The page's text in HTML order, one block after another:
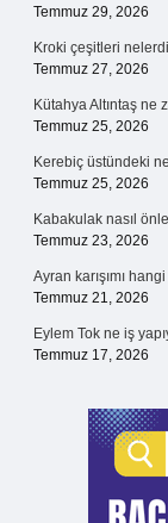
Temmuz 29, 2026
Kroki çeşitleri
Temmuz 27, 2026
Kütahya Altıntaş ne
Temmuz 25, 2026
Kerebiç üstündeki
Temmuz 25, 2026
Kabakulak nasıl
Temmuz 23, 2026
Ayran karışımı
Temmuz 21, 2026
Eylem Tok ne iş
Temmuz 17, 2026